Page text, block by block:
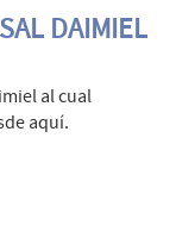
DAIMIEL
al cual
aquí.